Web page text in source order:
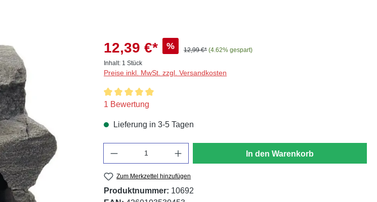
12,39 €* % 12,99 €* (4.62% gespart)
Inhalt: 1 Stück
Preise inkl. MwSt. zzgl. Versandkosten
Durchschnittliche Bewertung von 5 von 5 Sternen
1 Bewertung
Lieferung in 3-5 Tagen
In den Warenkorb
Zum Merkzettel hinzufügen
Produktnummer: 10692